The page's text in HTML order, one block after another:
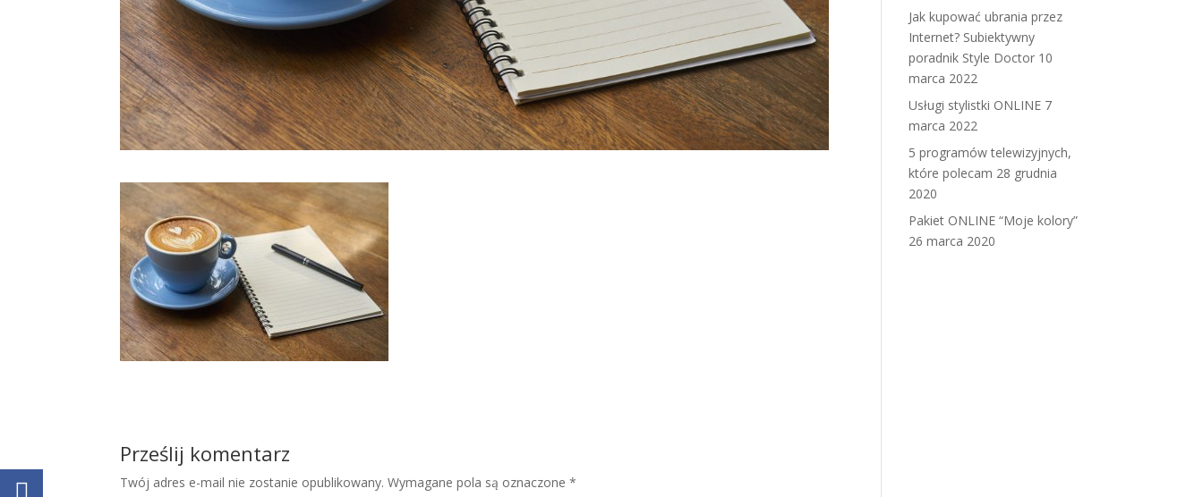
Prześlij komentarz
Twój adres e-mail nie zostanie opublikowany. Wymagane pola są oznaczone*
Jak kupować ubrania przez
Internet? Subiektywny
poradnik Style Doctor 10
marca 2022
Usługi stylistki ONLINE 7
marca 2022
5 programów telewizyjnych,
które polecam 28 grudnia
2020
Pakiet ONLINE “Moje kolory”
26 marca 2020